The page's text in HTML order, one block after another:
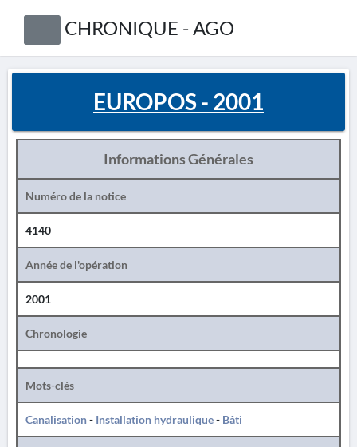
CHRONIQUE - AGO
EUROPOS - 2001
Informations Générales
Numéro de la notice
4140
Année de l'opération
2001
Chronologie
Mots-clés
Canalisation- Installation hydraulique- Bâti